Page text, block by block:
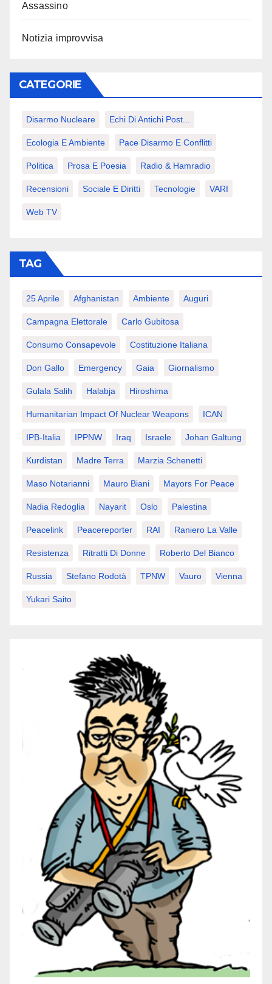
Assassino
Notizia improvvisa
CATEGORIE
Disarmo Nucleare Echi Di Antichi Post...
Ecologia E Ambiente Pace Disarmo E Conflitti
Politica Prosa E Poesia Radio & Hamradio
Recensioni Sociale E Diritti Tecnologie VARI
Web TV
TAG
25 Aprile Afghanistan Ambiente Auguri
Campagna Elettorale Carlo Gubitosa
Consumo Consapevole Costituzione Italiana
Don Gallo Emergency Gaia Giornalismo
Gulala Salih Halabja Hiroshima
Humanitarian Impact Of Nuclear Weapons ICAN
IPB-Italia IPPNW Iraq Israele Johan Galtung
Kurdistan Madre Terra Marzia Schenetti
Maso Notarianni Mauro Biani Mayors For Peace
Nadia Redoglia Nayarit Oslo Palestina
Peacelink Peacereporter RAI Raniero La Valle
Resistenza Ritratti Di Donne Roberto Del Bianco
Russia Stefano Rodotà TPNW Vauro Vienna
Yukari Saito